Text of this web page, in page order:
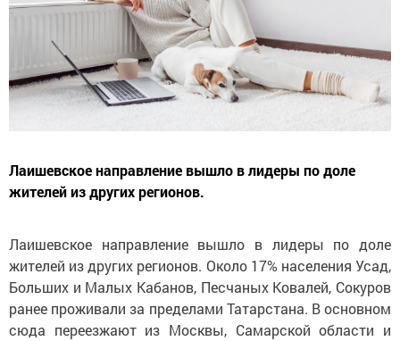
Лаишевское направление вышло в лидеры по доле
жителей из других регионов.
Лаишевское направление вышло в лидеры по доле
жителей из других регионов. Около 17% населения Усад,
Больших и Малых Кабанов, Песчаных Ковалей, Сокуров
ранее проживали за пределами Татарстана. В основном
сюда переезжают из Москвы, Самарской области и